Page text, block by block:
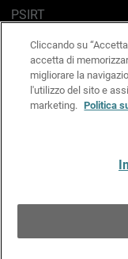
PSIRT
Politica sui cookie
Informativa sulla
Kit Media & Brand
Cliccando su
accetta di
migliorare la
l'utilizzo del sito e
marketing. Politica